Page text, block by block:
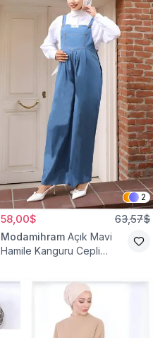
2
58,00$ 63,57$
Modamihram Açık Mavi
Hamile Kanguru Cepli